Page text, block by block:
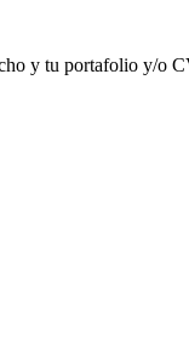
y tu portafolio y/o